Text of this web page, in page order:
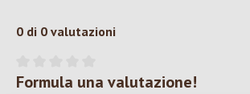
0 di 0 valutazioni
Valutazione media di 0 su 5 stelle
Formula una valutazione!